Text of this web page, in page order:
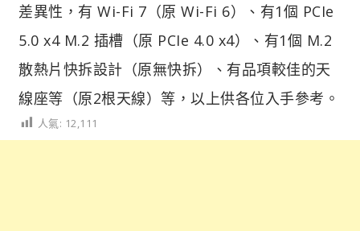
差異性，有 Wi-Fi 7（原 Wi-Fi 6）、有1個 PCIe
5.0 x4 M.2 插槽（原 PCIe 4.0 x4）、有1個 M.2
散熱片快拆設計（原無快拆）、有品項較佳的天
線座等（原2根天線）等，以上供各位入手參考。
人氣: 12,111